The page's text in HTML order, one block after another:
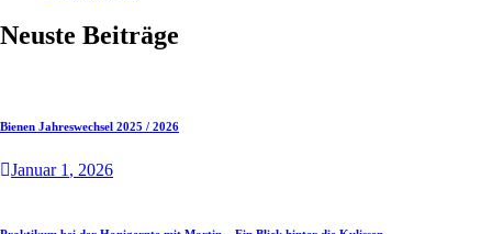
Neuste Beiträge
Bienen Jahreswechsel 2025 / 2026
Januar 1 , 2026